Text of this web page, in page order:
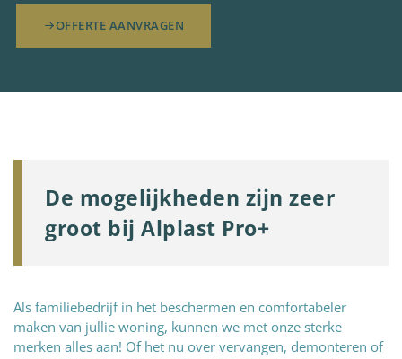
OFFERTE AANVRAGEN
De mogelijkheden zijn zeer
groot bij Alplast Pro+
Als familiebedrijf in het beschermen en comfortabeler
maken van jullie woning, kunnen we met onze sterke
merken alles aan! Of het nu over vervangen, demonteren of